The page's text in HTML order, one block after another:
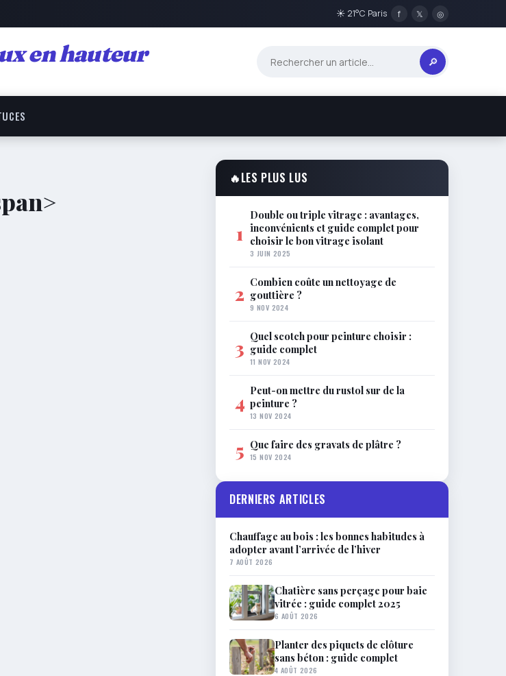
☀ 21°C Paris f 𝕏 ◎
en hauteur 🔎
🔥LES PLUS LUS
1
Double ou triple vitrage : avantages,
inconvénients et guide complet pour
choisir le bon vitrage isolant
3 JUIN 2025
2 Combien coûte un nettoyage de
gouttière ?
9 NOV 2024
3 Quel scotch pour peinture choisir :
guide complet
11 NOV 2024
4 Peut-on mettre du rustol sur de la
peinture ?
13 NOV 2024
5 Que faire des gravats de plâtre ?
15 NOV 2024
DERNIERS ARTICLES
Chauffage au bois : les bonnes habitudes à
adopter avant l’arrivée de l’hiver
7 AOÛT 2026
Chatière sans perçage pour baie
vitrée : guide complet 2025
6 AOÛT 2026
Planter des piquets de clôture
sans béton : guide complet
4 AOÛT 2026